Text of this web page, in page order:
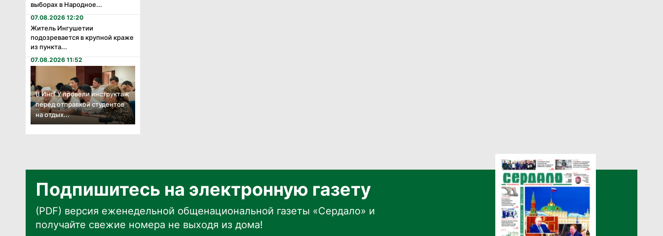
выборах в Народное...
07.08.2026 12:20
Житель Ингушетии
подозревается в крупной краже
из пункта...
07.08.2026 11:52
В ИнгГУ провели инструктаж
перед отправкой студентов
на отдых...
Подпишитесь на электронную газету
(PDF) версия еженедельной общенациональной газеты «Сердало» и
получайте свежие номера не выходя из дома!